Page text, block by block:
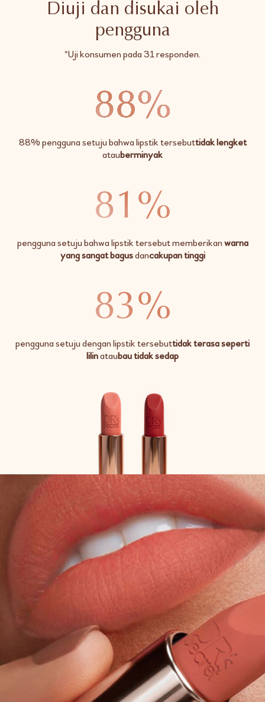
Diuji dan disukai oleh
pengguna
*Uji konsumen pada 31 responden.
88% pengguna setuju bahwa lipstik tersebuttidak lengket
atauberminyak
pengguna setuju bahwa lipstik tersebut memberikanwarna
yang sangat bagusdancakupan tinggi
pengguna setuju dengan lipstik tersebuttidak terasa seperti
lilinataubau tidak sedap